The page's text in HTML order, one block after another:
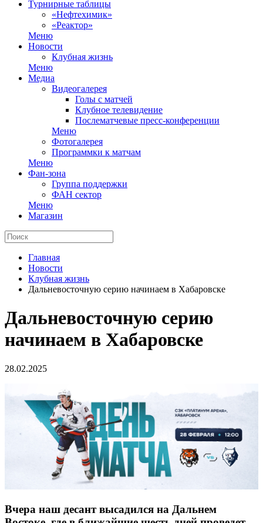
Турнирные таблицы
«Нефтехимик»
«Реактор»
Меню
Новости
Клубная жизнь
Меню
Медиа
Видеогалерея
Голы с матчей
Клубное телевидение
Послематчевые пресс-конференции
Меню
Фотогалерея
Программки к матчам
Меню
Фан-зона
Группа поддержки
ФАН сектор
Меню
Магазин
Главная
Новости
Клубная жизнь
Дальневосточную серию начинаем в Хабаровске
Дальневосточную серию
начинаем в Хабаровске
28.02.2025
Вчера наш десант высадился на Дальнем